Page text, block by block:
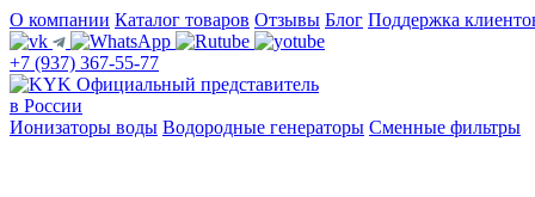
О компании Каталог товаров Отзывы Блог Поддержка
+7 (937) 367-55-77
Официальный представитель
в России
Ионизаторы воды Водородные генераторы Сменные фильтры